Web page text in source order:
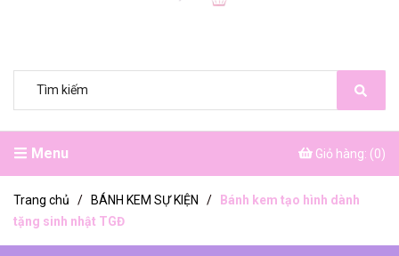
Menu Giỏ hàng: (0)
Trang chủ / BÁNH KEM SỰ KIỆN /
Bánh kem tạo hình dành
tặng sinh nhật TGĐ